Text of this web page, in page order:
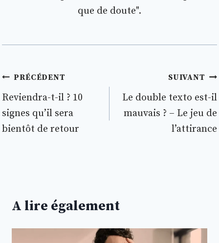
que de doute".
Navigation
de
l’article
PRÉCÉDENT
Reviendra-t-il ? 10
signes qu’il sera
bientôt de retour
SUIVANT
Le double texto est-il
mauvais ? – Le jeu de
l’attirance
A lire également